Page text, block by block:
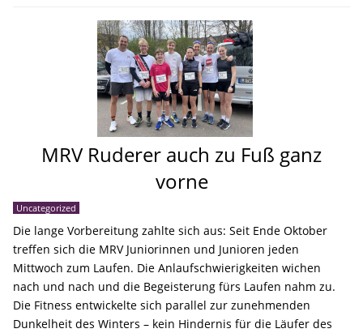
MRV Ruderer auch zu Fuß ganz
vorne
Uncategorized
Die lange Vorbereitung zahlte sich aus: Seit Ende Oktober
treffen sich die MRV Juniorinnen und Junioren jeden
Mittwoch zum Laufen. Die Anlaufschwierigkeiten wichen
nach und nach und die Begeisterung fürs Laufen nahm zu.
Die Fitness entwickelte sich parallel zur zunehmenden
Dunkelheit des Winters – kein Hindernis für die Läufer des